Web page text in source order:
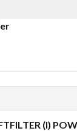
(I)